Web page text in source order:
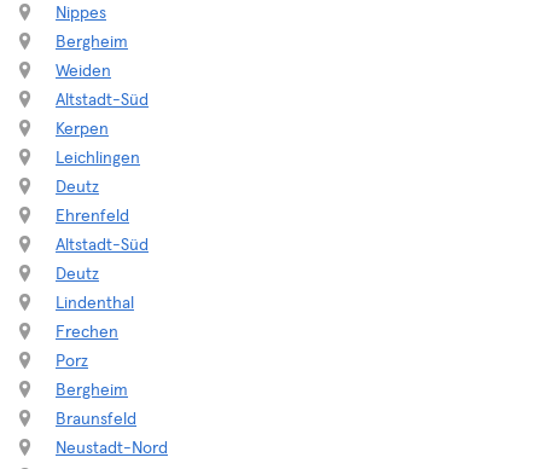
Nippes
Bergheim
Weiden
Altstadt-Süd
Kerpen
Leichlingen
Deutz
Ehrenfeld
Altstadt-Süd
Deutz
Lindenthal
Frechen
Porz
Bergheim
Braunsfeld
Neustadt-Nord